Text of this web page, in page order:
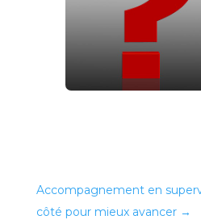
Accompagnement en
côté pour mieux avancer→